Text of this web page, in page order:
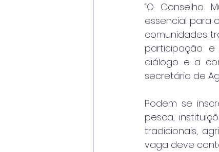
“O Conselho
essencial para
comunidades
participação
diálogo e a
secretário de
Podem se
pesca,
tradicionais,
vaga deve